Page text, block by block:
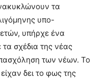
τα
υπο-
υπήρχε ένα
σχέδια της νέας
των νέων. Το
δει το φως της